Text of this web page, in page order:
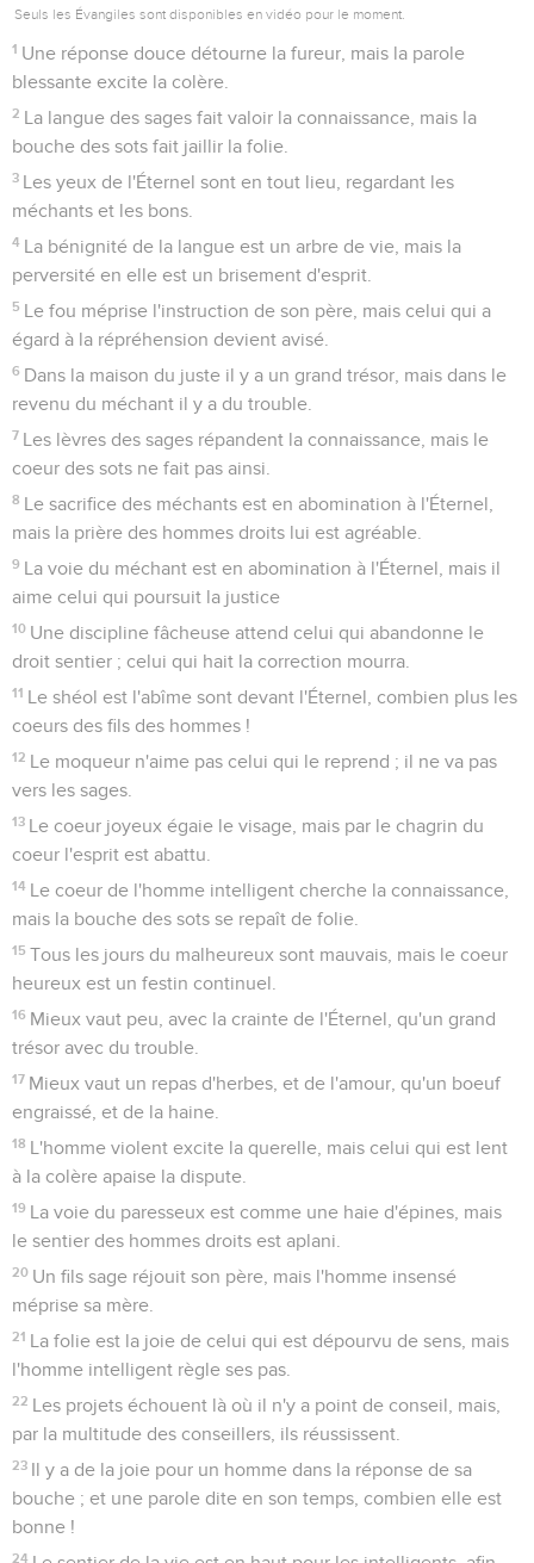
Seuls les Évangiles sont disponibles en vidéo pour le moment.
1 Une réponse douce détourne la fureur, mais la parole
blessante excite la colère.
2 La langue des sages fait valoir la connaissance, mais la
bouche des sots fait jaillir la folie.
3 Les yeux de l'Éternel sont en tout lieu, regardant les
méchants et les bons.
4 La bénignité de la langue est un arbre de vie, mais la
perversité en elle est un brisement d'esprit.
5 Le fou méprise l'instruction de son père, mais celui qui a
égard à la répréhension devient avisé.
6 Dans la maison du juste il y a un grand trésor, mais dans le
revenu du méchant il y a du trouble.
7 Les lèvres des sages répandent la connaissance, mais le
coeur des sots ne fait pas ainsi.
8 Le sacrifice des méchants est en abomination à l'Éternel,
mais la prière des hommes droits lui est agréable.
9 La voie du méchant est en abomination à l'Éternel, mais il
aime celui qui poursuit la justice
10 Une discipline fâcheuse attend celui qui abandonne le
droit sentier ; celui qui hait la correction mourra.
11 Le shéol est l'abîme sont devant l'Éternel, combien plus les
coeurs des fils des hommes !
12 Le moqueur n'aime pas celui qui le reprend ; il ne va pas
vers les sages.
13 Le coeur joyeux égaie le visage, mais par le chagrin du
coeur l'esprit est abattu.
14 Le coeur de l'homme intelligent cherche la connaissance,
mais la bouche des sots se repaît de folie.
15 Tous les jours du malheureux sont mauvais, mais le coeur
heureux est un festin continuel.
16 Mieux vaut peu, avec la crainte de l'Éternel, qu'un grand
trésor avec du trouble.
17 Mieux vaut un repas d'herbes, et de l'amour, qu'un boeuf
engraissé, et de la haine.
18 L'homme violent excite la querelle, mais celui qui est lent
à la colère apaise la dispute.
19 La voie du paresseux est comme une haie d'épines, mais
le sentier des hommes droits est aplani.
20 Un fils sage réjouit son père, mais l'homme insensé
méprise sa mère.
21 La folie est la joie de celui qui est dépourvu de sens, mais
l'homme intelligent règle ses pas.
22 Les projets échouent là où il n'y a point de conseil, mais,
par la multitude des conseillers, ils réussissent.
23 Il y a de la joie pour un homme dans la réponse de sa
bouche ; et une parole dite en son temps, combien elle est
bonne !
24